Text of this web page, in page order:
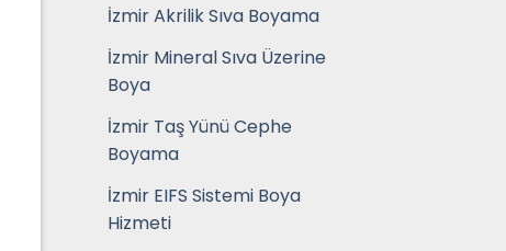
İzmir Akrilik Sıva Boyama
İzmir Mineral Sıva Üzerine
Boya
İzmir Taş Yünü Cephe
Boyama
İzmir EIFS Sistemi Boya
Hizmeti